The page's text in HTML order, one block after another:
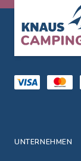
UNTERNEHMEN